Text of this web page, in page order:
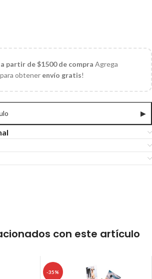
partir de $1500 de compra Agrega
obtener envío gratis!
▶
con este artículo
-35%